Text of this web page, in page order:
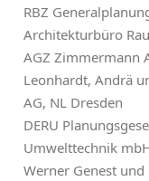
RBZ
Architekturbüro
AGZ Zimmermann
Leonhardt, Andrä
AG, NL Dresden
DERU
Umwelttechnik
Werner Genest